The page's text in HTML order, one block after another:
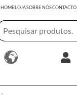
HOMELOJASOBRE NÓSCONTACTO